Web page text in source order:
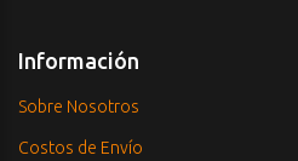
Información
Sobre Nosotros
Costos de Envío